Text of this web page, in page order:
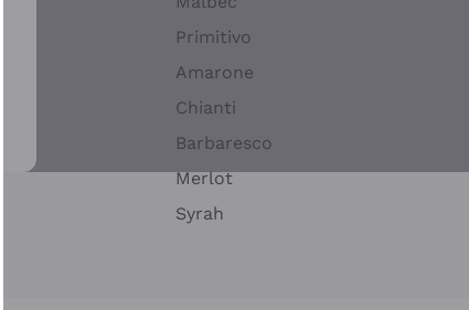
Primitivo
Amarone
Chianti
Barbaresco
Merlot
Syrah